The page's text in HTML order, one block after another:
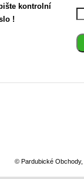
kontrolní
!
© Pardubické Obchody,